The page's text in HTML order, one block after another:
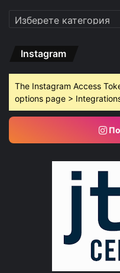
Категории
Instagram
The Instagram Access
options page >